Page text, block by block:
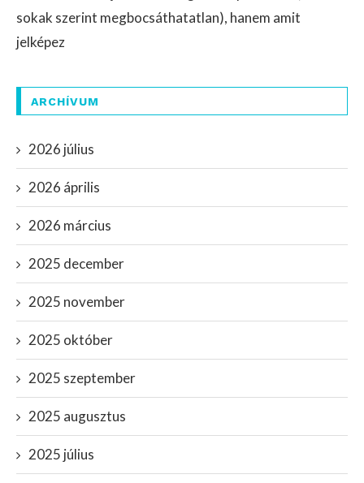
sokak szerint megbocsáthatatlan), hanem amit
jelképez
ARCHÍVUM
2026 július
2026 április
2026 március
2025 december
2025 november
2025 október
2025 szeptember
2025 augusztus
2025 július